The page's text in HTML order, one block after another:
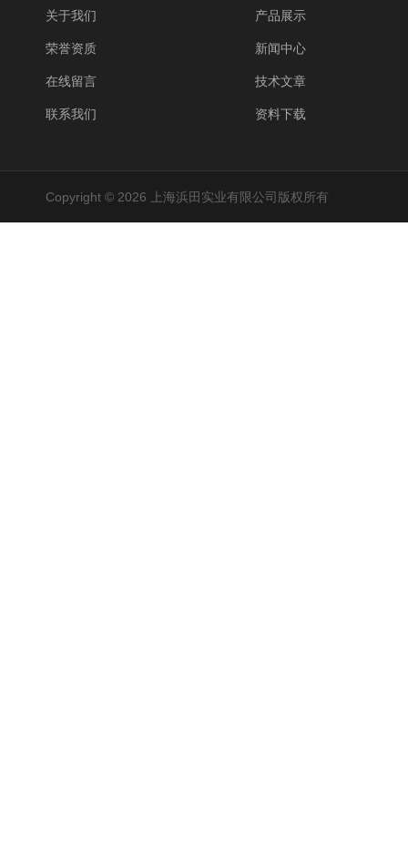
关于我们
荣誉资质
在线留言
联系我们
产品展示
新闻中心
技术文章
资料下载
Copyright © 2026 上海浜田实业有限公司版权所有